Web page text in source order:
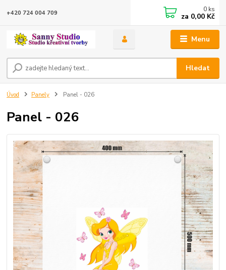
Menu
Hledat
+420 724 004 709 0 ks
za 0,00 Kč
Úvod Panely Panel - 026
Panel - 026